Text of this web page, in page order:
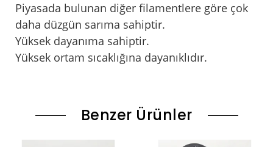
Piyasada bulunan diğer filamentlere göre çok
daha düzgün sarıma sahiptir.
Yüksek dayanıma sahiptir.
Yüksek ortam sıcaklığına dayanıklıdır.
Benzer Ürünler